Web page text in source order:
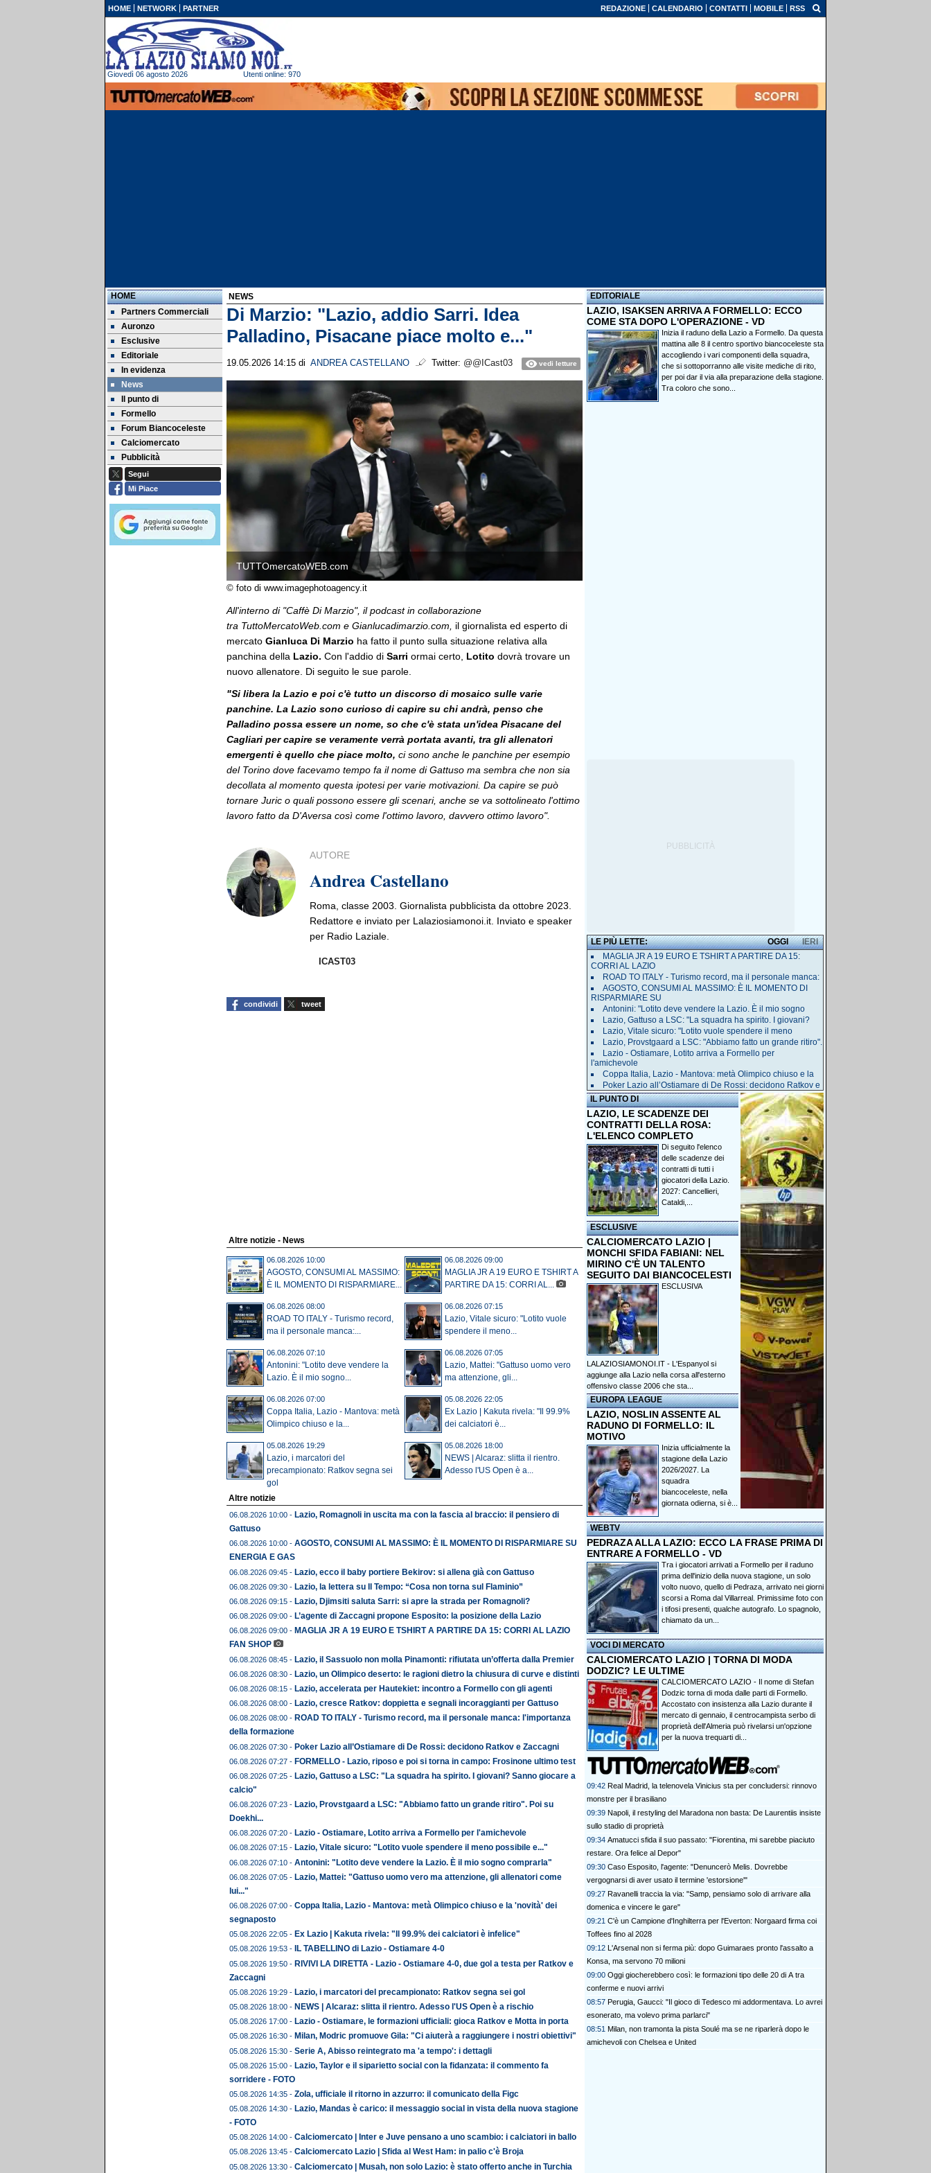
HOME NETWORK PARTNER REDAZIONE CALENDARIO CONTATTI MOBILE RSS
Giovedì 06 agosto 2026 Utenti online: 970
HOME
Partners Commerciali
Auronzo
Esclusive
Editoriale
In evidenza
News
Il punto di
Formello
Forum Biancoceleste
Calciomercato
Pubblicità
Segui
Mi Piace
NEWS
Di Marzio: "Lazio, addio Sarri. Idea
Palladino, Pisacane piace molto e..."
19.05.2026 14:15 di ANDREA CASTELLANO Twitter: @@ICast03 vedi letture
TUTTOmercatoWEB.com
© foto di www.imagephotoagency.it
All'interno di "Caffè Di Marzio", il podcast in collaborazione
tra TuttoMercatoWeb.com e Gianlucadimarzio.com,
il giornalista ed esperto di
mercato Gianluca Di Marzio ha fatto il punto sulla situazione relativa alla
panchina della Lazio. Con l'addio di Sarri ormai certo, Lotito dovrà trovare un
nuovo allenatore. Di seguito le sue parole.
"Si libera la Lazio e poi c'è tutto un discorso di mosaico sulle varie
panchine. La Lazio sono curioso di capire su chi andrà, penso che
Palladino possa essere un nome, so che c'è stata un'idea Pisacane del
Cagliari per capire se veramente verrà portata avanti, tra gli allenatori
emergenti è quello che piace molto, ci sono anche le panchine per esempio
del Torino dove facevamo tempo fa il nome di Gattuso ma sembra che non sia
decollata al momento questa ipotesi per varie motivazioni. Da capire se può
tornare Juric o quali possono essere gli scenari, anche se va sottolineato l'ottimo
lavoro fatto da D'Aversa così come l'ottimo lavoro, davvero ottimo lavoro".
AUTORE
Andrea Castellano
Roma, classe 2003. Giornalista pubblicista da ottobre 2023.
Redattore e inviato per Lalaziosiamonoi.it. Inviato e speaker
per Radio Laziale.
ICAST03
condividi tweet
Altre notizie - News
06.08.2026 10:00
AGOSTO, CONSUMI AL MASSIMO:
È IL MOMENTO DI RISPARMIARE...
06.08.2026 09:00
MAGLIA JR A 19 EURO E TSHIRT A
PARTIRE DA 15: CORRI AL...
06.08.2026 08:00
ROAD TO ITALY - Turismo record,
ma il personale manca:...
06.08.2026 07:15
Lazio, Vitale sicuro: "Lotito vuole
spendere il meno...
06.08.2026 07:10
Antonini: "Lotito deve vendere la
Lazio. È il mio sogno...
06.08.2026 07:05
Lazio, Mattei: "Gattuso uomo vero
ma attenzione, gli...
06.08.2026 07:00
Coppa Italia, Lazio - Mantova: metà
Olimpico chiuso e la...
05.08.2026 22:05
Ex Lazio | Kakuta rivela: "Il 99.9%
dei calciatori è...
05.08.2026 19:29
Lazio, i marcatori del
precampionato: Ratkov segna sei
gol
05.08.2026 18:00
NEWS | Alcaraz: slitta il rientro.
Adesso l'US Open è a...
Altre notizie
06.08.2026 10:00 - Lazio, Romagnoli in uscita ma con la fascia al braccio: il pensiero di
Gattuso
06.08.2026 10:00 - AGOSTO, CONSUMI AL MASSIMO: È IL MOMENTO DI RISPARMIARE SU
ENERGIA E GAS
06.08.2026 09:45 - Lazio, ecco il baby portiere Bekirov: si allena già con Gattuso
06.08.2026 09:30 - Lazio, la lettera su Il Tempo: “Cosa non torna sul Flaminio”
06.08.2026 09:15 - Lazio, Djimsiti saluta Sarri: si apre la strada per Romagnoli?
06.08.2026 09:00 - L’agente di Zaccagni propone Esposito: la posizione della Lazio
06.08.2026 09:00 - MAGLIA JR A 19 EURO E TSHIRT A PARTIRE DA 15: CORRI AL LAZIO
FAN SHOP
06.08.2026 08:45 - Lazio, il Sassuolo non molla Pinamonti: rifiutata un’offerta dalla Premier
06.08.2026 08:30 - Lazio, un Olimpico deserto: le ragioni dietro la chiusura di curve e distinti
06.08.2026 08:15 - Lazio, accelerata per Hautekiet: incontro a Formello con gli agenti
06.08.2026 08:00 - Lazio, cresce Ratkov: doppietta e segnali incoraggianti per Gattuso
06.08.2026 08:00 - ROAD TO ITALY - Turismo record, ma il personale manca: l'importanza
della formazione
06.08.2026 07:30 - Poker Lazio all’Ostiamare di De Rossi: decidono Ratkov e Zaccagni
06.08.2026 07:27 - FORMELLO - Lazio, riposo e poi si torna in campo: Frosinone ultimo test
06.08.2026 07:25 - Lazio, Gattuso a LSC: "La squadra ha spirito. I giovani? Sanno giocare a
calcio"
06.08.2026 07:23 - Lazio, Provstgaard a LSC: "Abbiamo fatto un grande ritiro". Poi su
Doekhi...
06.08.2026 07:20 - Lazio - Ostiamare, Lotito arriva a Formello per l'amichevole
06.08.2026 07:15 - Lazio, Vitale sicuro: "Lotito vuole spendere il meno possibile e..."
06.08.2026 07:10 - Antonini: "Lotito deve vendere la Lazio. È il mio sogno comprarla"
06.08.2026 07:05 - Lazio, Mattei: "Gattuso uomo vero ma attenzione, gli allenatori come
lui..."
06.08.2026 07:00 - Coppa Italia, Lazio - Mantova: metà Olimpico chiuso e la 'novità' dei
segnaposto
05.08.2026 22:05 - Ex Lazio | Kakuta rivela: "Il 99.9% dei calciatori è infelice"
05.08.2026 19:53 - IL TABELLINO di Lazio - Ostiamare 4-0
05.08.2026 19:50 - RIVIVI LA DIRETTA - Lazio - Ostiamare 4-0, due gol a testa per Ratkov e
Zaccagni
05.08.2026 19:29 - Lazio, i marcatori del precampionato: Ratkov segna sei gol
05.08.2026 18:00 - NEWS | Alcaraz: slitta il rientro. Adesso l'US Open è a rischio
05.08.2026 17:00 - Lazio - Ostiamare, le formazioni ufficiali: gioca Ratkov e Motta in porta
05.08.2026 16:30 - Milan, Modric promuove Gila: "Ci aiuterà a raggiungere i nostri obiettivi"
05.08.2026 15:30 - Serie A, Abisso reintegrato ma 'a tempo': i dettagli
05.08.2026 15:00 - Lazio, Taylor e il siparietto social con la fidanzata: il commento fa
sorridere - FOTO
05.08.2026 14:35 - Zola, ufficiale il ritorno in azzurro: il comunicato della Figc
05.08.2026 14:30 - Lazio, Mandas è carico: il messaggio social in vista della nuova stagione
- FOTO
05.08.2026 14:00 - Calciomercato | Inter e Juve pensano a uno scambio: i calciatori in ballo
05.08.2026 13:45 - Calciomercato Lazio | Sfida al West Ham: in palio c'è Broja
05.08.2026 13:30 - Calciomercato | Musah, non solo Lazio: è stato offerto anche in Turchia
EDITORIALE
LAZIO, ISAKSEN ARRIVA A FORMELLO: ECCO
COME STA DOPO L'OPERAZIONE - VD
Inizia il raduno della Lazio a Formello. Da questa
mattina alle 8 il centro sportivo biancoceleste sta
accogliendo i vari componenti della squadra,
che si sottoporranno alle visite mediche di rito,
per poi dar il via alla preparazione della stagione.
Tra coloro che sono...
LE PIÙ LETTE: IERI
OGGI
MAGLIA JR A 19 EURO E TSHIRT A PARTIRE DA 15:
CORRI AL LAZIO
ROAD TO ITALY - Turismo record, ma il personale manca:
AGOSTO, CONSUMI AL MASSIMO: È IL MOMENTO DI
RISPARMIARE SU
Antonini: "Lotito deve vendere la Lazio. È il mio sogno
Lazio, Gattuso a LSC: "La squadra ha spirito. I giovani?
Lazio, Vitale sicuro: "Lotito vuole spendere il meno
Lazio, Provstgaard a LSC: "Abbiamo fatto un grande ritiro".
Lazio - Ostiamare, Lotito arriva a Formello per
l'amichevole
Coppa Italia, Lazio - Mantova: metà Olimpico chiuso e la
Poker Lazio all’Ostiamare di De Rossi: decidono Ratkov e
IL PUNTO DI
LAZIO, LE SCADENZE DEI
CONTRATTI DELLA ROSA:
L'ELENCO COMPLETO
Di seguito l'elenco
delle scadenze dei
contratti di tutti i
giocatori della Lazio.
2027: Cancellieri,
Cataldi,...
ESCLUSIVE
CALCIOMERCATO LAZIO |
MONCHI SFIDA FABIANI: NEL
MIRINO C'È UN TALENTO
SEGUITO DAI BIANCOCELESTI
ESCLUSIVA
LALAZIOSIAMONOI.IT - L'Espanyol si
aggiunge alla Lazio nella corsa all'esterno
offensivo classe 2006 che sta...
EUROPA LEAGUE
LAZIO, NOSLIN ASSENTE AL
RADUNO DI FORMELLO: IL
MOTIVO
Inizia ufficialmente la
stagione della Lazio
2026/2027. La
squadra
biancoceleste, nella
giornata odierna, si è...
WEBTV
PEDRAZA ALLA LAZIO: ECCO LA FRASE PRIMA DI
ENTRARE A FORMELLO - VD
Tra i giocatori arrivati a Formello per il raduno
prima dell'inizio della nuova stagione, un solo
volto nuovo, quello di Pedraza, arrivato nei giorni
scorsi a Roma dal Villarreal. Primissime foto con
i tifosi presenti, qualche autografo. Lo spagnolo,
chiamato da un...
VOCI DI MERCATO
CALCIOMERCATO LAZIO | TORNA DI MODA
DODZIC? LE ULTIME
CALCIOMERCATO LAZIO - Il nome di Stefan
Dodzic torna di moda dalle parti di Formello.
Accostato con insistenza alla Lazio durante il
mercato di gennaio, il centrocampista serbo di
proprietà dell'Almeria può rivelarsi un'opzione
per la nuova trequarti di...
09:42 Real Madrid, la telenovela Vinicius sta per concludersi: rinnovo
monstre per il brasiliano
09:39 Napoli, il restyling del Maradona non basta: De Laurentiis insiste
sullo stadio di proprietà
09:34 Amatucci sfida il suo passato: "Fiorentina, mi sarebbe piaciuto
restare. Ora felice al Depor"
09:30 Caso Esposito, l'agente: "Denuncerò Melis. Dovrebbe
vergognarsi di aver usato il termine 'estorsione'"
09:27 Ravanelli traccia la via: "Samp, pensiamo solo di arrivare alla
domenica e vincere le gare"
09:21 C'è un Campione d'Inghilterra per l'Everton: Norgaard firma coi
Toffees fino al 2028
09:12 L'Arsenal non si ferma più: dopo Guimaraes pronto l'assalto a
Konsa, ma servono 70 milioni
09:00 Oggi giocherebbero così: le formazioni tipo delle 20 di A tra
conferme e nuovi arrivi
08:57 Perugia, Gaucci: "Il gioco di Tedesco mi addormentava. Lo avrei
esonerato, ma volevo prima parlarci"
08:51 Milan, non tramonta la pista Soulé ma se ne riparlerà dopo le
amichevoli con Chelsea e United